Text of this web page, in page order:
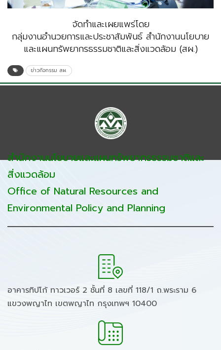
จัดทำและเผยแพร่โดย
กลุ่มงานอำนวยการและประชาสัมพันธ์ สำนักงานนโยบาย
และแผนทรัพยากรธรรมชาติและสิ่งแวดล้อม (สผ.)
ข่าวกิจกรรม สผ.
สำนักงานนโยบายและแผนทรัพยากรธรรมชาติและ
สิ่งแวดล้อม
Office of Natural Resources and
Environmental Policy and Planning
อาคารทิปโก้ ทาวเวอร์ 2 ชั้นที่ 8 เลขที่ 118/1 ถ.พระราม 6
แขวงพญาไท เขตพญาไท กรุงเทพฯ 10400